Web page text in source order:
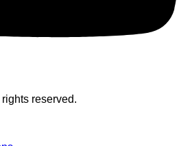
reserved.